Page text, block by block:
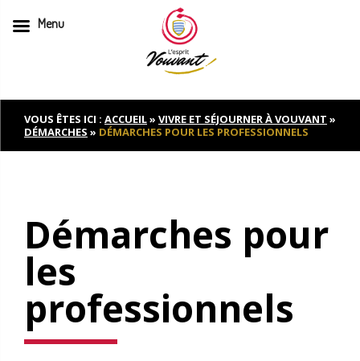
to
contentVOUS ÊTES ICI : ACCUEIL» VIVRE ET SÉJOURNER À VOUVANT »
DÉMARCHES » DÉMARCHES POUR LES PROFESSIONNELS
Démarches pour
les
professionnels
Menu